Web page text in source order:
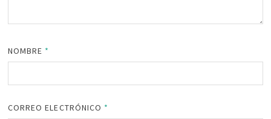
NOMBRE *
CORREO ELECTRÓNICO *